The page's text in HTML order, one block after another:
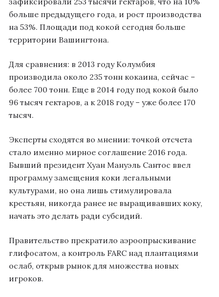
больше предыдущего года, и рост производства
на 53%. Площади под кокой сегодня больше
территории Вашингтона.
Для сравнения: в 2013 году Колумбия
производила около 235 тонн кокаина, сейчас –
более 700 тонн. Еще в 2014 году под кокой было
96 тысяч гектаров, а к 2018 году – уже более 170
тысяч.
Эксперты сходятся во мнении: точкой отсчета
стало именно мирное соглашение 2016 года.
Бывший президент Хуан Мануэль Сантос ввел
программу замещения коки легальными
культурами, но она лишь стимулировала
крестьян, никогда ранее не выращивавших коку,
начать это делать ради субсидий.
Правительство прекратило аэроопрыскивание
глифосатом, а контроль FARC над плантациями
ослаб, открыв рынок для множества новых
игроков.